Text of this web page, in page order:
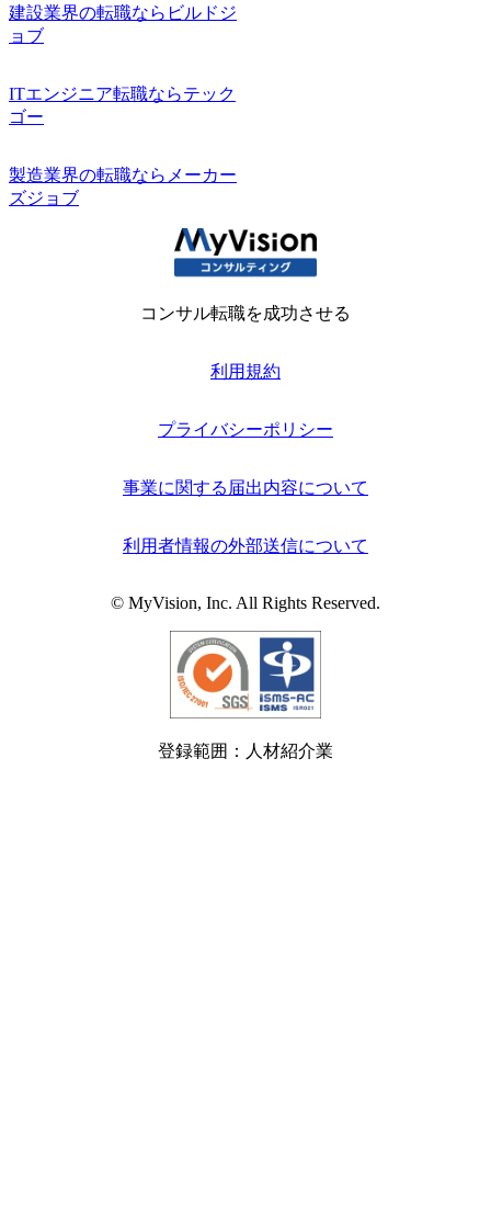
建設業界の転職ならビルドジ
ョブ
ITエンジニア転職ならテック
ゴー
製造業界の転職ならメーカー
ズジョブ
コンサル転職を成功させる
利用規約
プライバシーポリシー
事業に関する届出内容について
利用者情報の外部送信について
© MyVision, Inc. All Rights Reserved.
登録範囲：人材紹介業